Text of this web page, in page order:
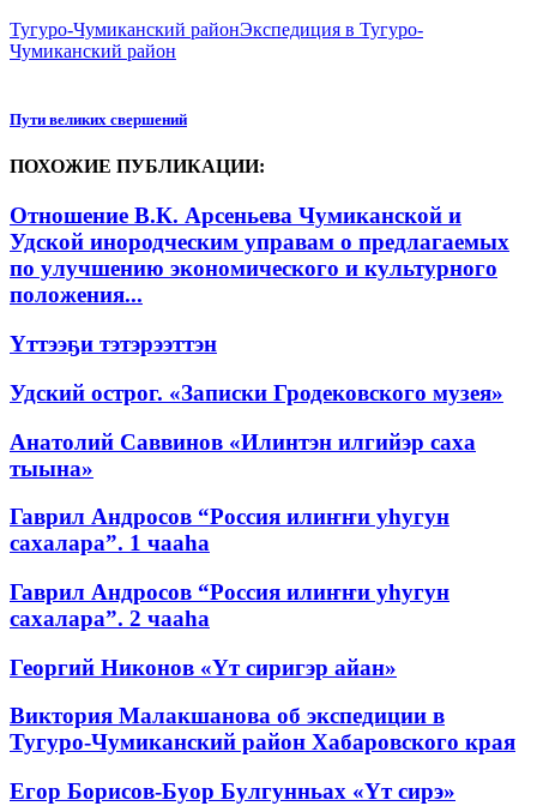
Тугуро-Чумиканский районЭкспедиция в Тугуро-
Чумиканский район
Пути великих свершений
ПОХОЖИЕ ПУБЛИКАЦИИ:
Отношение В.К. Арсеньева Чумиканской и
Удской инородческим управам о предлагаемых
по улучшению экономического и культурного
положения...
Үттээҕи тэтэрээттэн
Удский острог. «Записки Гродековского музея»
Анатолий Саввинов «Илинтэн илгийэр саха
тыына»
Гаврил Андросов “Россия илиҥҥи уһугун
сахалара”. 1 чааһа
Гаврил Андросов “Россия илиҥҥи уһугун
сахалара”. 2 чааһа
Георгий Никонов «Үт сиригэр айан»
Виктория Малакшанова об экспедиции в
Тугуро-Чумиканский район Хабаровского края
Егор Борисов-Буор Булгунньах «Үт сирэ»